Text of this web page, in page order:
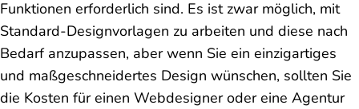
Funktionen erforderlich sind. Es ist zwar möglich, mit
Standard-Designvorlagen zu arbeiten und diese nach
Bedarf anzupassen, aber wenn Sie ein einzigartiges
und maßgeschneidertes Design wünschen, sollten Sie
die Kosten für einen Webdesigner oder eine Agentur